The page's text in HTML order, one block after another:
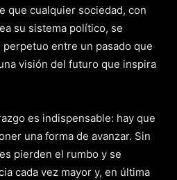
que cualquier sociedad, con
su sistema político, se
entre un pasado que
visión del futuro que inspira
es indispensable: hay que
una forma de avanzar. Sin
pierden el rumbo y se
cada vez mayor y, en última